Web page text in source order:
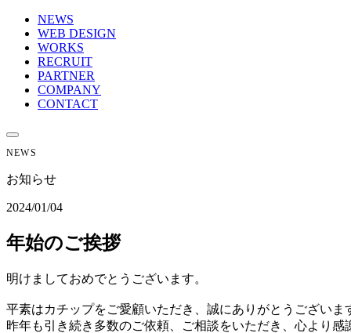
NEWS
WEB DESIGN
WORKS
RECRUIT
PARTNER
COMPANY
CONTACT
NEWS
お知らせ
2024/01/04
年始のご挨拶
明けましておめでとうございます。
平素はカチップをご愛顧いただき、誠にありがとうございま
昨年も引き続き多数のご依頼、ご相談をいただき、心より感